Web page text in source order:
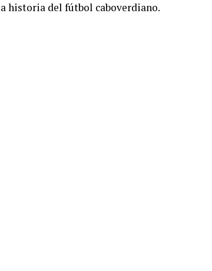
historia del fútbol caboverdiano.